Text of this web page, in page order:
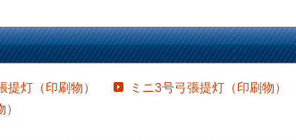
提灯（印刷物）
ミニ3号弓張提灯（印刷物）